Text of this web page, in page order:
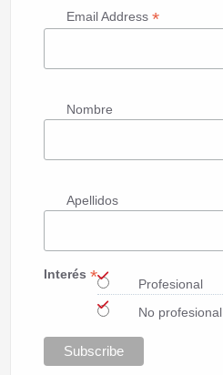
Email Address *
Nombre
Apellidos
Interés *
Profesional
No profesional